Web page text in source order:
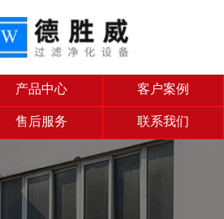
产品中心 客户案例
售后服务 联系我们